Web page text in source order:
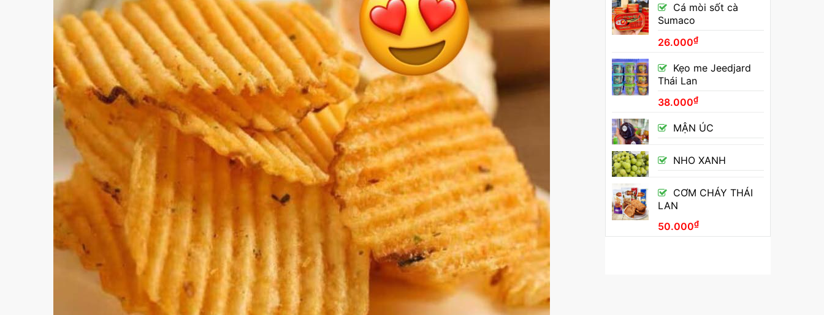
Cá mòi sốt cà
Sumaco
26.000₫
Kẹo me Jeedjard
Thái Lan
38.000₫
MẬN ÚC
NHO XANH
CƠM CHÁY THÁI
LAN
50.000₫